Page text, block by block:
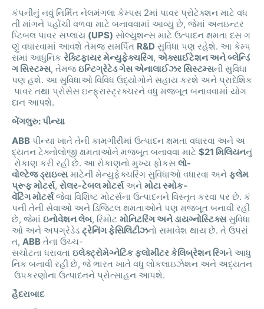
કંપનીનું નવું નિર્મિત નેલમંગલા કેમ્પસ 2માં પાવર પ્રોટેક્શન માટે વધ
તી માંગને પહોંચી વળવા માટે બનાવવામાં આવ્યું છે, જેમાં અનઇન્ટર
પ્ટિબલ પાવર સપ્લાય (UPS) સોલ્યુશન્સ માટે ઉત્પાદન ક્ષમતા દસ ગ
ણું વધારવામાં આવશે તેમજ સમર્પિત R&D સુવિધા પણ રહેશે. આ કેમ્પ
સમાં આધુનિક રેક્ટિફાયરમેન્યુફેક્ચરિંગ, એક્સાઈટેશનઅનેબ્લેન્ડિં
ગ સિસ્ટમ્સ, તેમજ ઇન્ટિગ્રેટેડગેસએનાલાઈઝર સિસ્ટમ્સની સુવિધા
પણ હશે. આ સુવિધાઓ વિવિધ ઉદ્યોગોને સહાય કરશે અને પ્રાદેશિક
પાવર તથા પ્રોસેસ ઇન્ફ્રાસ્ટ્રક્ચરને વધુ મજબૂત બનાવવામાં યોગ
દાન આપશે.
બેંગલુરુ:પીન્યા
ABB પીન્યા ખાતે તેની કામગીરીમાં ઉત્પાદન ક્ષમતા વધારવા અને અ
દ્યતન ટેક્નોલોજી ક્ષમતાઓને મજબૂત બનાવવા માટે $21 મિલિયનનું
રોકાણ કરી રહી છે. આ રોકાણનો મુખ્ય ફોકસ લો-
વોલ્ટેજડ્રાઇવ્સ માટેની મેન્યુફેક્ચરિંગ સુવિધાઓ વધારવા અને ફ્લેમ
પ્રૂફમોટર્સ, રોલર-ટેબલમોટર્સ અને મોટાસ્મોક-
વેંટિંગમોટર્સ જેવા વિશિષ્ટ મોટર્સના ઉત્પાદનને વિસ્તૃત કરવા પર છે. કં
પની તેની સેવાઓ અને ડિજિટલ ક્ષમતાઓને પણ મજબૂત બનાવી રહી
છે, જેમાં ઇનોવેશનલેબ, રિમોટ મોનિટરિંગઅનેડાયગ્નોસ્ટિક્સ સુવિધા
ઓ અને અપગ્રેડેડ ટ્રેનિંગફેસિલિટીઝનો સમાવેશ થાય છે. તે ઉપરાં
ત, ABB તેના ઉચ્ચ-
સચોટતા ધરાવતા ઇલેક્ટ્રોમેગ્નેટિકફ્લોમીટરકેલિબ્રેશન રિગને આધુ
નિક બનાવી રહી છે, જે ભારત ખાતે વધુ લોકલાઇઝેશન અને અદ્યતન
ઉપકરણોના ઉત્પાદનને પ્રોત્સાહન આપશે.
હૈદરાબાદ